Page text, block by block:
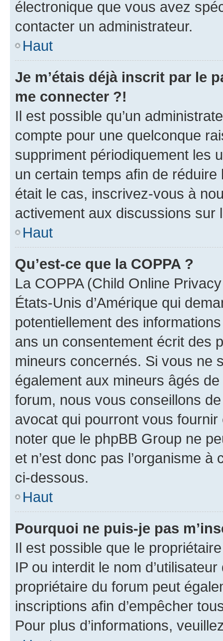
électronique que vous avez
contacter un administrateur.
Haut
Je m’étais déjà inscrit par le
me connecter ?!
Il est possible qu’un
compte pour une quelconque
suppriment périodiquement les
un certain temps afin de
était le cas, inscrivez-vous à
activement aux discussions sur
Haut
Qu’est-ce que la COPPA ?
La COPPA (Child Online
États-Unis d’Amérique qui
potentiellement des
ans un consentement écrit des
mineurs concernés. Si vous ne
également aux mineurs âgés
forum, nous vous conseillons
avocat qui pourront vous
noter que le phpBB Group ne
et n’est donc pas l’organisme
ci-dessous.
Haut
Pourquoi ne puis-je pas
Il est possible que le
IP ou interdit le nom
propriétaire du forum peut
inscriptions afin d’empêcher
Pour plus d’informations,